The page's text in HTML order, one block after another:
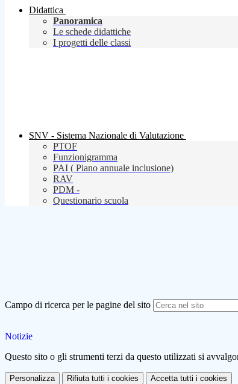
Didattica
Panoramica
Le schede didattiche
I progetti delle classi
SNV - Sistema Nazionale di Valutazione
PTOF
Funzionigramma
PAI ( Piano annuale inclusione)
RAV
PDM -
Questionario scuola
Campo di ricerca per le pagine del sito
Notizie
Questo sito o gli strumenti terzi da questo utilizzati si
Personalizza Rifiuta tutti i cookies Accetta tutti i cookies